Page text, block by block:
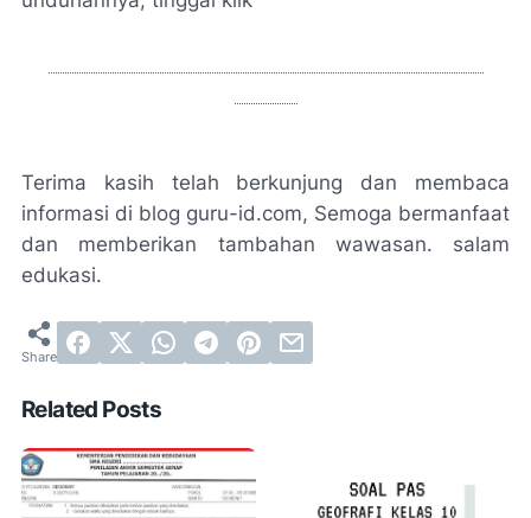
Terima kasih telah berkunjung dan membaca
informasi di blog guru-id.com, Semoga bermanfaat
dan memberikan tambahan wawasan. salam
edukasi.
Related Posts